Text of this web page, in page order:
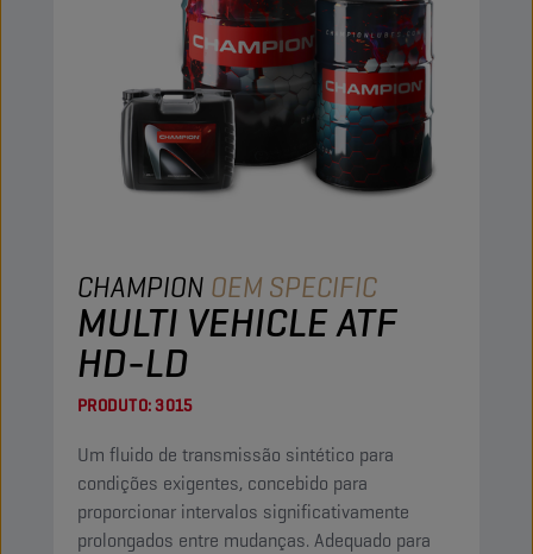
CHAMPION OEM SPECIFIC
MULTI VEHICLE ATF
HD-LD
PRODUTO:3015
Um fluido de transmissão sintético para
condições exigentes, concebido para
proporcionar intervalos significativamente
prolongados entre mudanças. Adequado para